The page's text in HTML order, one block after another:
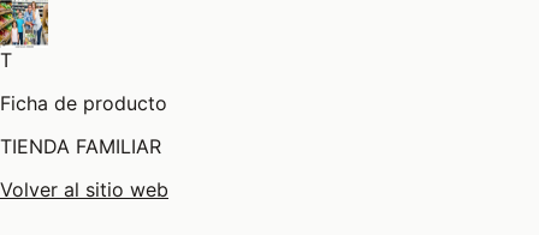
T
Ficha de producto
TIENDA FAMILIAR
Volver al sitio web